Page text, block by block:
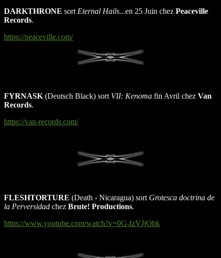
DARKTHRONE sort Eternal Hails...en 25 Juin chez Peaceville
Records.
https://peaceville.com/
FYRNASK (Deutsch Black) sort VII: Kenoma fin Avril chez Van
Records.
https://van-records.com/
FLESHTORTURE (Death - Nicaragua) sort Grotesca doctrina de
la Perversidad chez Brute! Productions.
https://www.youtube.com/watch?v=0G-fzVJjObk